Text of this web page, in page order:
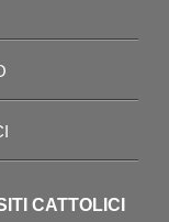
CATTOLICI